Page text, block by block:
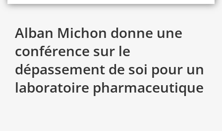
Alban Michon donne une
conférence sur le
dépassement de soi pour un
laboratoire pharmaceutique